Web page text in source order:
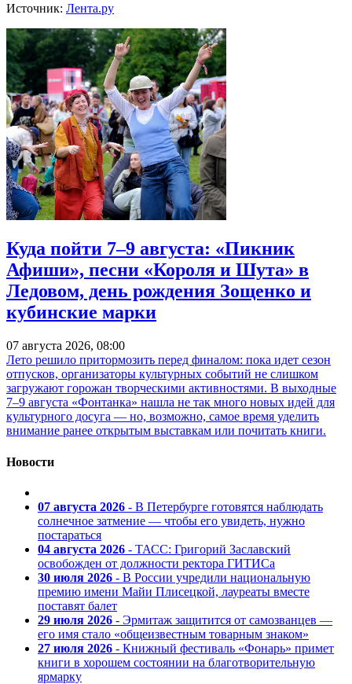
Источник: Лента.ру
Куда пойти 7–9 августа: «Пикник
Афиши», песни «Короля и Шута» в
Ледовом, день рождения Зощенко и
кубинские марки
07 августа 2026, 08:00
Лето решило притормозить перед финалом: пока идет сезон
отпусков, организаторы культурных событий не слишком
загружают горожан творческими активностями. В выходные
7–9 августа «Фонтанка» нашла не так много новых идей для
культурного досуга — но, возможно, самое время уделить
внимание ранее открытым выставкам или почитать книги.
Новости
07 августа 2026 - В Петербурге готовятся наблюдать
солнечное затмение — чтобы его увидеть, нужно
постараться
04 августа 2026 - ТАСС: Григорий Заславский
освобожден от должности ректора ГИТИСа
30 июля 2026 - В России учредили национальную
премию имени Майи Плисецкой, лауреаты вместе
поставят балет
29 июля 2026 - Эрмитаж защитится от самозванцев —
его имя стало «общеизвестным товарным знаком»
27 июля 2026 - Книжный фестиваль «Фонарь» примет
книги в хорошем состоянии на благотворительную
ярмарку